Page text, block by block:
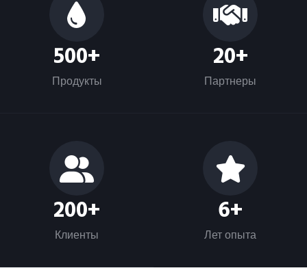
500+
Продукты
20+
Партнеры
200+
Клиенты
6+
Лет опыта